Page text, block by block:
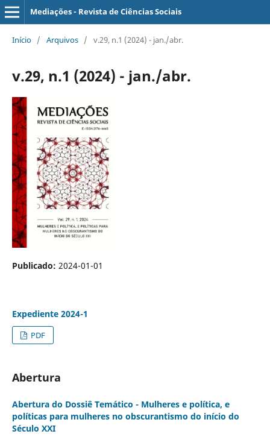
Mediações - Revista de Ciências Sociais
Início / Arquivos / v.29, n.1 (2024) - jan./abr.
v.29, n.1 (2024) - jan./abr.
Publicado: 2024-01-01
Expediente 2024-1
PDF
Abertura
Abertura do Dossiê Temático - Mulheres e política, e
políticas para mulheres no obscurantismo do início do
Século XXI